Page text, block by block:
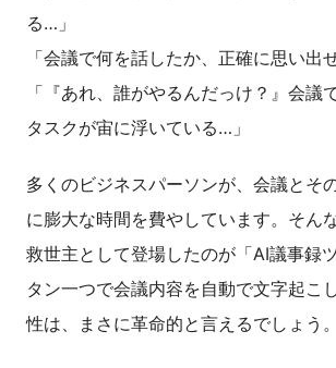
る…」
「会議で何を話したか、正確に思い出
「『あれ、誰がやるんだっけ？』会議
タスクが宙に浮いている…」
多くのビジネスパーソンが、会議とそ
に膨大な時間を費やしています。そん
救世主として登場したのが「AI議事録
タン一つで会議内容を自動で文字起こ
性は、まさに革命的と言えるでしょう。